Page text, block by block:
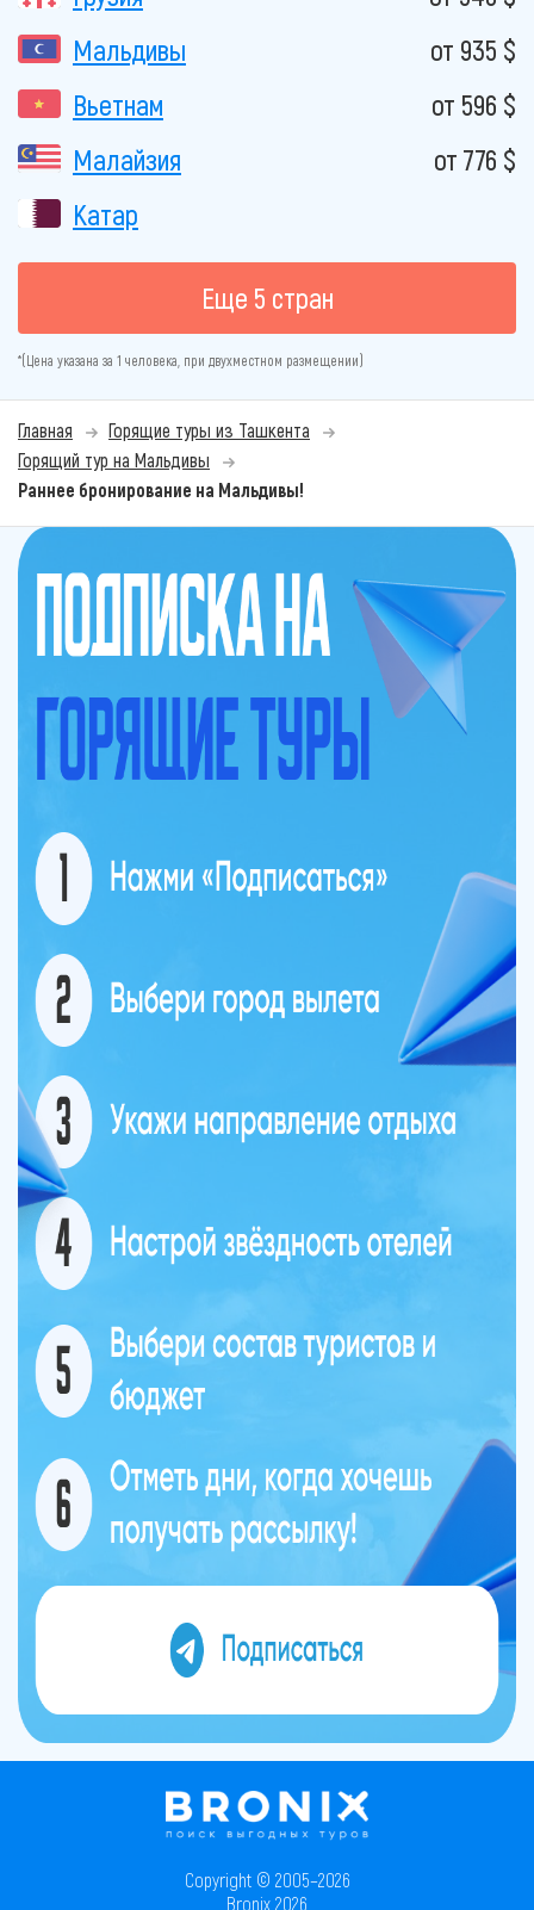
Мальдивы
от 935 $
Вьетнам
от 596 $
Малайзия
от 776 $
Катар
Еще 5 стран
*(Цена указана за 1 человека, при двухместном размещении)
Главная
Горящие туры из Ташкента
Горящий тур на Мальдивы
Раннее бронирование на Мальдивы!
Copyright © 2005–2026
Bronix 2026